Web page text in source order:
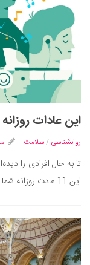
این عادات
روانشناسی /سلامت
تا به حال افرادی را
این 11 عادت روزانه شما هم می‌توانید به...